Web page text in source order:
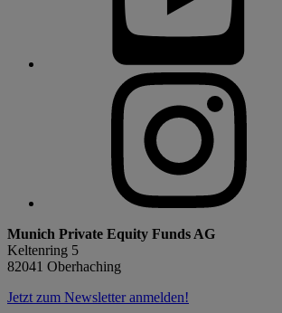
Munich Private Equity Funds AG
Keltenring 5
82041 Oberhaching
Jetzt zum Newsletter anmelden!